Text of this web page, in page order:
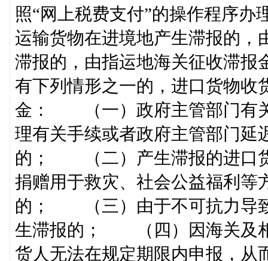
照“网上税费支付”的操作程序
运输货物在进境地产生滞报的，
滞报的，由指运地海关征收
有下列情形之一的，进口货物收
金： （一）政府主管部门有关
理有关手续或者政府主管部门延
的； （二）产生滞报的进口
捐赠用于救灾、社会公益福利等
的； （三）由于不可抗力导
生滞报的； （四）因海关及相
货人无法在规定期限内申报，